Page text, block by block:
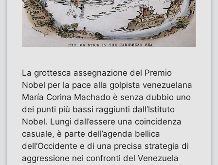
La grottesca assegnazione del Premio
Nobel per la pace alla golpista venezuelana
María Corina Machado è senza dubbio uno
dei punti più bassi raggiunti dall’Istituto
Nobel. Lungi dall’essere una coincidenza
casuale, è parte dell’agenda bellica
dell’Occidente e di una precisa strategia di
aggressione nei confronti del Venezuela